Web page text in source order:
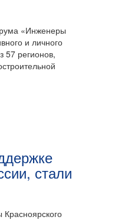
«Инженеры
и личного
57 регионов,
стали
Красноярского